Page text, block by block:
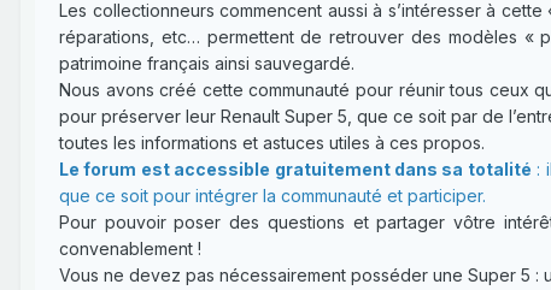
Les collectionneurs commencent aussi à s’intéresser à
réparations, etc… permettent de retrouver des modèles
patrimoine français ainsi sauvegardé.
Nous avons créé cette communauté pour réunir tous ceux
pour préserver leur Renault Super 5, que ce soit par de
toutes les informations et astuces utiles à ces propos.
Le forum est accessible gratuitement dans sa totalité :
que ce soit pour intégrer la communauté et participer.
Pour pouvoir poser des questions et partager vôtre
convenablement !
Vous ne devez pas nécessairement posséder une Super 5 :